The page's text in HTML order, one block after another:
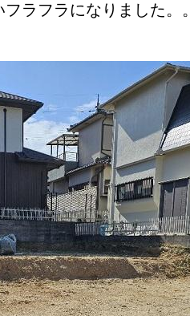
ラフラになりました。。